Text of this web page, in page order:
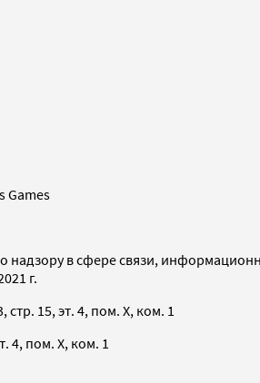
Games
надзору в сфере связи,
г.
15, эт. 4, пом. X, ком. 1
4, пом. X, ком. 1